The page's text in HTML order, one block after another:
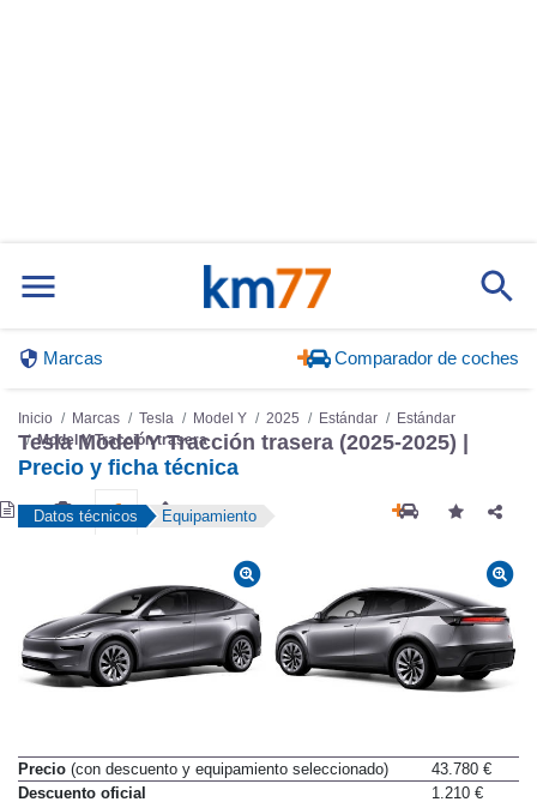
Marcas Comparador de coches
Inicio Marcas Tesla Model Y 2025 Estándar
Estándar
Model Y Tracción trasera
Tesla Model Y Tracción trasera (2025-2025) |
Precio y ficha técnica
Datos técnicos Equipamiento
Precio (con descuento y equipamiento seleccionado)
43.780 €
Descuento oficial
1.210 €